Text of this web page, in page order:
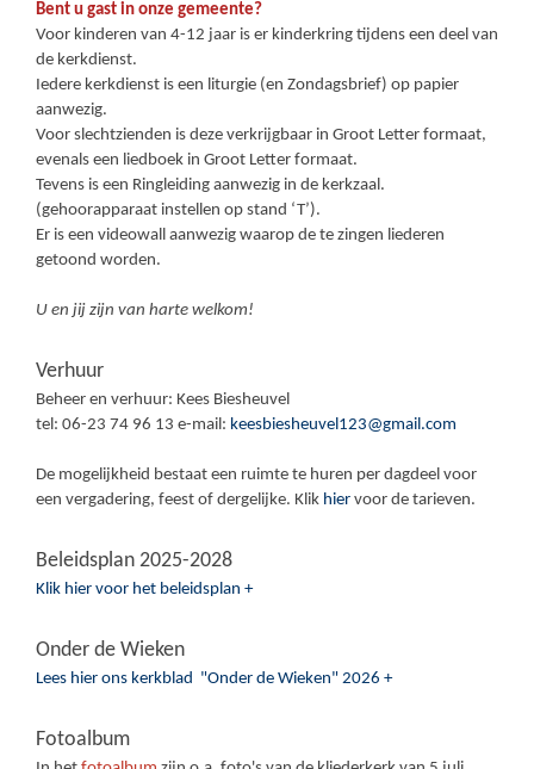
Bent u gast in onze gemeente?
Voor kinderen van 4-12 jaar is er kinderkring tijdens een deel van
de kerkdienst.
Iedere kerkdienst is een liturgie (en Zondagsbrief) op papier
aanwezig.
Voor slechtzienden is deze verkrijgbaar in Groot Letter formaat,
evenals een liedboek in Groot Letter formaat.
Tevens is een Ringleiding aanwezig in de kerkzaal.
(gehoorapparaat instellen op stand ‘T’).
Er is een videowall aanwezig waarop de te zingen liederen
getoond worden.
U en jij zijn van harte welkom!
Verhuur
Beheer en verhuur: Kees Biesheuvel
tel: 06-23 74 96 13 e-mail: keesbiesheuvel123@gmail.com
De mogelijkheid bestaat een ruimte te huren per dagdeel voor
een vergadering, feest of dergelijke. Klik hier voor de tarieven.
Beleidsplan 2025-2028
Klik hier voor het beleidsplan +
Onder de Wieken
Lees hier ons kerkblad "Onder de Wieken" 2026 +
Fotoalbum